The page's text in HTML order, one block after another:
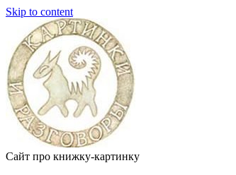
Skip to content
Сайт про книжку-картинку